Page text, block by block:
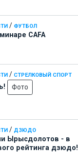
/ ФУТБОЛ
СAFA
/ СТРЕЛКОВЫЙ СПОРТ
Фото
/ ДЗЮДО
Ырысдолотов - в
рейтинга дзюдо!